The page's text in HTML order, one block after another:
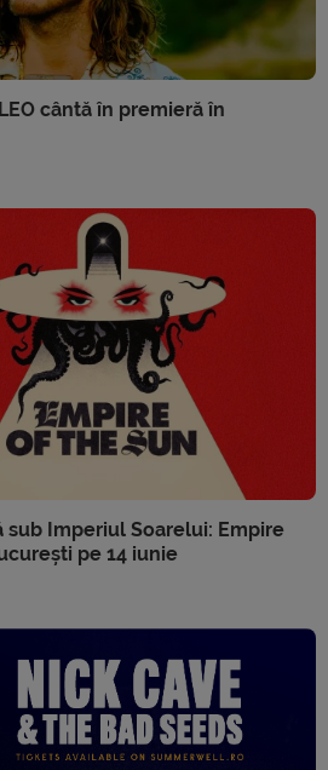
cântă în premieră în
Imperiul Soarelui: Empire
pe 14 iunie